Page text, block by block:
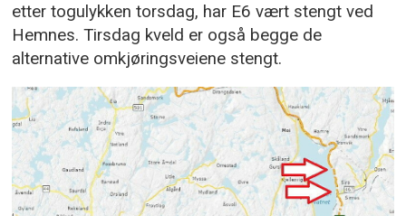
etter togulykken torsdag, har E6 vært stengt ved
Hemnes. Tirsdag kveld er også begge de
alternative omkjøringsveiene stengt.